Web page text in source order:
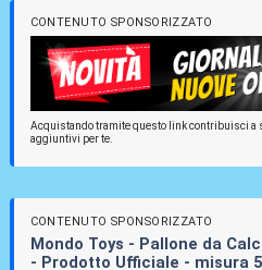
CONTENUTO SPONSORIZZATO
Acquistando tramite questo link contribuisci a
aggiuntivi per te.
CONTENUTO SPONSORIZZATO
Mondo Toys - Pallone da
- Prodotto Ufficiale - misura